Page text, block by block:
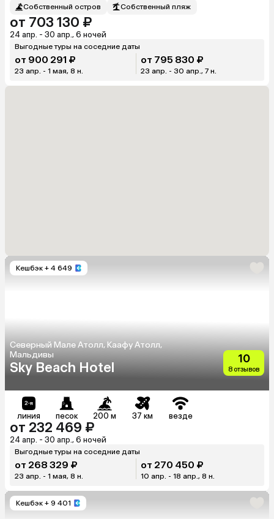
Собственный остров Собственный пляж
от 703 130 ₽
24 апр. - 30 апр., 6 ночей
Выгодные туры на соседние даты
от 900 291 ₽
23 апр. - 1 мая, 8 н.
от 795 830 ₽
23 апр. - 30 апр., 7 н.
Кешбэк + 4 649
Северный Мале Атолл, Каафу Атолл,
Мальдивы
Sky Beach Hotel
10
8 отзывов
линия песок 200 м 37 км везде
от 232 469 ₽
24 апр. - 30 апр., 6 ночей
Выгодные туры на соседние даты
от 268 329 ₽
23 апр. - 1 мая, 8 н.
от 270 450 ₽
10 апр. - 18 апр., 8 н.
Кешбэк + 9 401